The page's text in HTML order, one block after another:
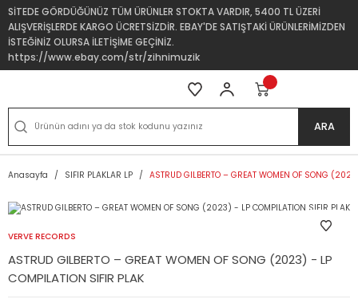
SİTEDE GÖRDÜĞÜNÜZ TÜM ÜRÜNLER STOKTA VARDIR, 5400 TL ÜZERİ
ALIŞVERİŞLERDE KARGO ÜCRETSİZDİR. EBAY'DE SATIŞTAKİ ÜRÜNLERİMİZDEN
İSTEĞİNİZ OLURSA İLETİŞİME GEÇİNİZ.
https://www.ebay.com/str/zihnimuzik
ARA
Anasayfa SIFIR PLAKLAR LP ASTRUD GILBERTO – GREAT WOMEN OF SONG
VERVE RECORDS
ASTRUD GILBERTO – GREAT WOMEN OF SONG (2023) - LP
COMPILATION SIFIR PLAK